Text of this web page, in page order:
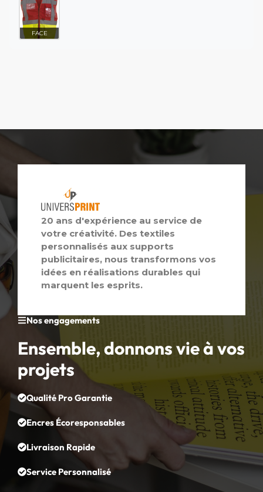
FACE
Nos engagements
Ensemble, donnons vie à vos
projets
Qualité Pro Garantie
Encres Écoresponsables
Livraison Rapide
Service Personnalisé
20 ans d'expérience au service de
votre créativité. Des textiles
personnalisés aux supports
publicitaires, nous transformons vos
idées en réalisations durables qui
marquent les esprits.